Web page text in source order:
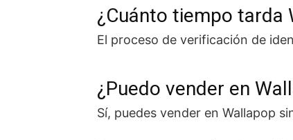
¿Cuánto tiempo tarda
El proceso de verificación de
¿Puedo vender en
Sí, puedes vender en Wallapop